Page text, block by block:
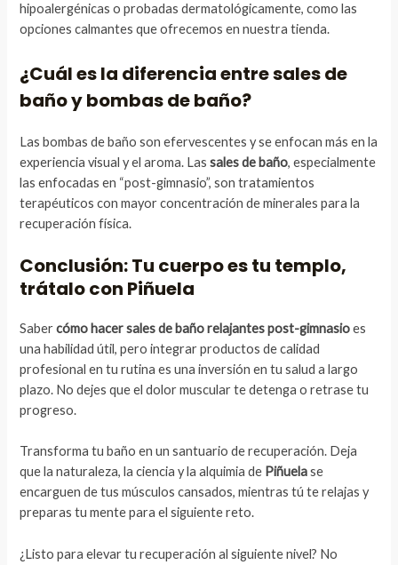
hipoalergénicas o probadas dermatológicamente, como las
opciones calmantes que ofrecemos en nuestra tienda.
¿Cuál es la diferencia entre sales de
baño y bombas de baño?
Las bombas de baño son efervescentes y se enfocan más en la
experiencia visual y el aroma. Lassales de baño, especialmente
las enfocadas en “post-gimnasio”, son tratamientos
terapéuticos con mayor concentración de minerales para la
recuperación física.
Conclusión: Tu cuerpo es tu templo,
trátalo con Piñuela
Sabercómo hacer sales de baño relajantes post-gimnasioes
una habilidad útil, pero integrar productos de calidad
profesional en tu rutina es una inversión en tu salud a largo
plazo. No dejes que el dolor muscular te detenga o retrase tu
progreso.
Transforma tu baño en un santuario de recuperación. Deja
que la naturaleza, la ciencia y la alquimia de Piñuelase
encarguen de tus músculos cansados, mientras tú te relajas y
preparas tu mente para el siguiente reto.
¿Listo para elevar tu recuperación al siguiente nivel? No